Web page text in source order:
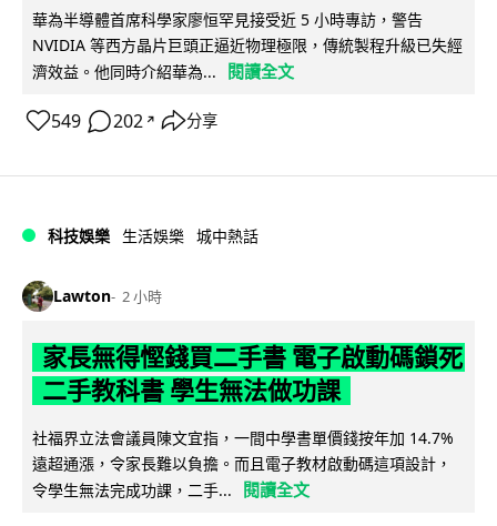
華為半導體首席科學家廖恒罕見接受近 5 小時專訪，警告
NVIDIA 等西方晶片巨頭正逼近物理極限，傳統製程升級已失經
濟效益。他同時介紹華為...
閱讀全文
549 202 ↗ 分享
科技娛樂 生活娛樂 城中熱話
Lawton 2 小時
家長無得慳錢買二手書 電子啟動碼鎖死
二手教科書 學生無法做功課
社福界立法會議員陳文宜指，一間中學書單價錢按年加 14.7%
遠超通漲，令家長難以負擔。而且電子教材啟動碼這項設計，
令學生無法完成功課，二手...
閱讀全文